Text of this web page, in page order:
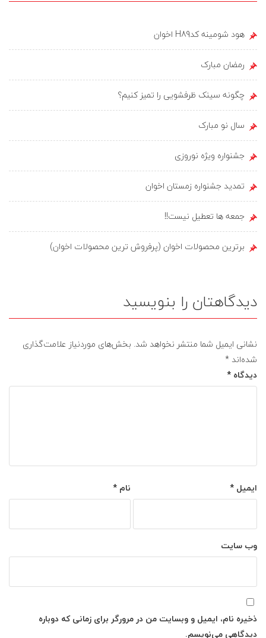
هود شومینه کدH89 اخوان
رمضان مبارک
چگونه سینک ظرفشویی را تمیز کنیم؟
سال نو مبارک
جشنواره ویژه نوروزی
تمدید جشنواره زمستان اخوان
جمعه ها تعطیل نیست!!
برترین محصولات اخوان (پرفروش ترین محصولات اخوان)
دیدگاهتان را بنویسید
نشانی ایمیل شما منتشر نخواهد شد. بخش‌های موردنیاز علامت‌گذاری
شده‌اند *
دیدگاه *
نام* ایمیل*
وب‌ سایت
ذخیره نام، ایمیل و وبسایت من در مرورگر برای زمانی که دوباره
دیدگاهی می‌نویسم.